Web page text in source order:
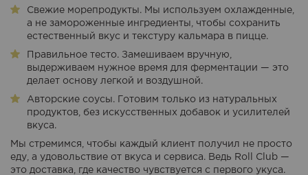
Свежие морепродукты. Мы используем охлажденные,
а не замороженные ингредиенты, чтобы сохранить
естественный вкус и текстуру кальмара в пицце.
Правильное тесто. Замешиваем вручную,
выдерживаем нужное время для ферментации — это
делает основу легкой и воздушной.
Авторские соусы. Готовим только из натуральных
продуктов, без искусственных добавок и усилителей
вкуса.
Мы стремимся, чтобы каждый клиент получил не просто
еду, а удовольствие от вкуса и сервиса. Ведь Roll Club —
это доставка, где качество чувствуется с первого укуса.